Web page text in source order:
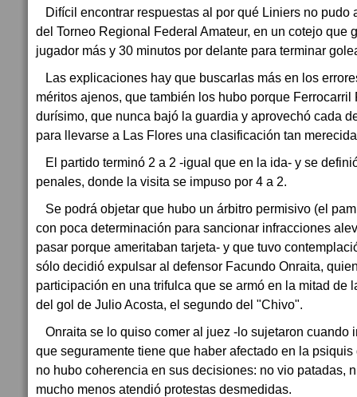
Difícil encontrar respuestas al por qué Liniers no pudo
del Torneo Regional Federal Amateur, en un cotejo que
jugador más y 30 minutos por delante para terminar
Las explicaciones hay que buscarlas más en los
méritos ajenos, que también los hubo porque
durísimo, que nunca bajó la guardia y aprovechó cada
para llevarse a Las Flores una clasificación tan
El partido terminó 2 a 2 -igual que en la ida- y se
penales, donde la visita se impuso por 4 a 2.
Se podrá objetar que hubo un árbitro permisivo (el
con poca determinación para sancionar infracciones
pasar porque ameritaban tarjeta- y que tuvo
sólo decidió expulsar al defensor Facundo Onraita,
participación en una trifulca que se armó en la mitad de
del gol de Julio Acosta, el segundo del "Chivo".
Onraita se lo quiso comer al juez -lo sujetaron cuando
que seguramente tiene que haber afectado en la
no hubo coherencia en sus decisiones: no vio patadas,
mucho menos atendió protestas desmedidas.